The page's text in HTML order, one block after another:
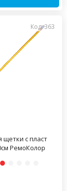
Код: 363
щетки с пласт
РемоКолор